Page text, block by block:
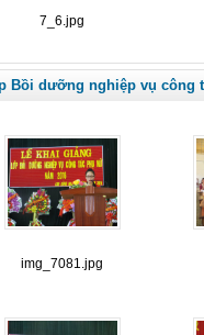
7_6.jpg
Bồi dưỡng nghiệp vụ công
img_7081.jpg